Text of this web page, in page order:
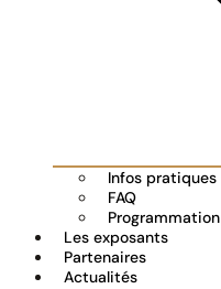
Infos pratiques
FAQ
Programmation
Les exposants
Partenaires
Actualités